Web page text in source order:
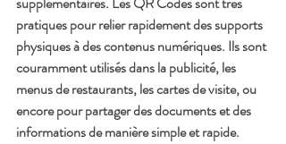
pratiques pour relier rapidement des supports
physiques à des contenus numériques. Ils sont
couramment utilisés dans la publicité, les
menus de restaurants, les cartes de visite, ou
encore pour partager des documents et des
informations de manière simple et rapide.